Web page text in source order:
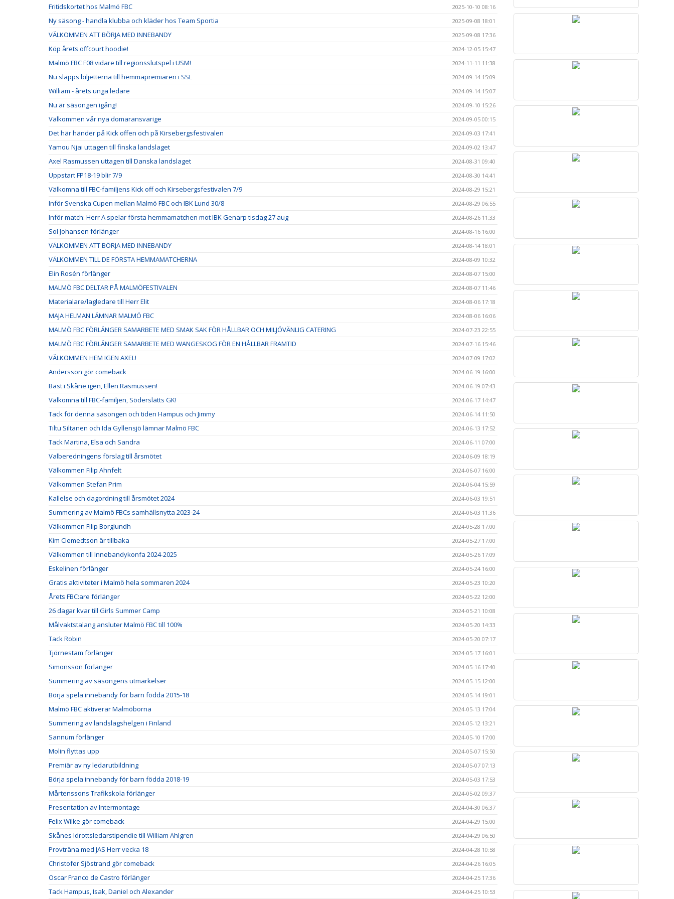
Fritidskortet hos Malmö FBC 2025-10-10 08:16
Ny säsong - handla klubba och kläder hos Team Sportia 2025-09-08 18:01
VÄLKOMMEN ATT BÖRJA MED INNEBANDY 2025-09-08 17:36
Köp årets offcourt hoodie! 2024-12-05 15:47
Malmö FBC F08 vidare till regionsslutspel i USM! 2024-11-11 11:38
Nu släpps biljetterna till hemmapremiären i SSL 2024-09-14 15:09
William - årets unga ledare 2024-09-14 15:07
Nu är säsongen igång! 2024-09-10 15:26
Välkommen vår nya domaransvarige 2024-09-05 00:15
Det här händer på Kick offen och på Kirsebergsfestivalen 2024-09-03 17:41
Yamou Njai uttagen till finska landslaget 2024-09-02 13:47
Axel Rasmussen uttagen till Danska landslaget 2024-08-31 09:40
Uppstart FP18-19 blir 7/9 2024-08-30 14:41
Välkomna till FBC-familjens Kick off och Kirsebergsfestivalen 7/9 2024-08-29 15:21
Inför Svenska Cupen mellan Malmö FBC och IBK Lund 30/8 2024-08-29 06:55
Inför match: Herr A spelar första hemmamatchen mot IBK Genarp tisdag 27 aug 2024-08-26 11:33
Sol Johansen förlänger 2024-08-16 16:00
VÄLKOMMEN ATT BÖRJA MED INNEBANDY 2024-08-14 18:01
VÄLKOMMEN TILL DE FÖRSTA HEMMAMATCHERNA 2024-08-09 10:32
Elin Rosén förlänger 2024-08-07 15:00
MALMÖ FBC DELTAR PÅ MALMÖFESTIVALEN 2024-08-07 11:46
Materialare/lagledare till Herr Elit 2024-08-06 17:18
MAJA HELMAN LÄMNAR MALMÖ FBC 2024-08-06 16:06
MALMÖ FBC FÖRLÄNGER SAMARBETE MED SMAK SAK FÖR HÅLLBAR OCH MILJÖVÄNLIG CATERING 2024-07-23 22:55
MALMÖ FBC FÖRLÄNGER SAMARBETE MED WANGESKOG FÖR EN HÅLLBAR FRAMTID 2024-07-16 15:46
VÄLKOMMEN HEM IGEN AXEL! 2024-07-09 17:02
Andersson gör comeback 2024-06-19 16:00
Bäst i Skåne igen, Ellen Rasmussen! 2024-06-19 07:43
Välkomna till FBC-familjen, Söderslätts GK! 2024-06-17 14:47
Tack för denna säsongen och tiden Hampus och Jimmy 2024-06-14 11:50
Tiltu Siltanen och Ida Gyllensjö lämnar Malmö FBC 2024-06-13 17:52
Tack Martina, Elsa och Sandra 2024-06-11 07:00
Valberedningens förslag till årsmötet 2024-06-09 18:19
Välkommen Filip Ahnfelt 2024-06-07 16:00
Välkommen Stefan Prim 2024-06-04 15:59
Kallelse och dagordning till årsmötet 2024 2024-06-03 19:51
Summering av Malmö FBCs samhällsnytta 2023-24 2024-06-03 11:36
Välkommen Filip Borglundh 2024-05-28 17:00
Kim Clemedtson är tillbaka 2024-05-27 17:00
Välkommen till Innebandykonfa 2024-2025 2024-05-26 17:09
Eskelinen förlänger 2024-05-24 16:00
Gratis aktiviteter i Malmö hela sommaren 2024 2024-05-23 10:20
Årets FBC:are förlänger 2024-05-22 12:00
26 dagar kvar till Girls Summer Camp 2024-05-21 10:08
Målvaktstalang ansluter Malmö FBC till 100% 2024-05-20 14:33
Tack Robin 2024-05-20 07:17
Tjörnestam förlänger 2024-05-17 16:01
Simonsson förlänger 2024-05-16 17:40
Summering av säsongens utmärkelser 2024-05-15 12:00
Börja spela innebandy för barn födda 2015-18 2024-05-14 19:01
Malmö FBC aktiverar Malmöborna 2024-05-13 17:04
Summering av landslagshelgen i Finland 2024-05-12 13:21
Sannum förlänger 2024-05-10 17:00
Molin flyttas upp 2024-05-07 15:50
Premiär av ny ledarutbildning 2024-05-07 07:13
Börja spela innebandy för barn födda 2018-19 2024-05-03 17:53
Mårtenssons Trafikskola förlänger 2024-05-02 09:37
Presentation av Intermontage 2024-04-30 06:37
Felix Wilke gör comeback 2024-04-29 15:00
Skånes Idrottsledarstipendie till William Ahlgren 2024-04-29 06:50
Provträna med JAS Herr vecka 18 2024-04-28 10:58
Christofer Sjöstrand gör comeback 2024-04-26 16:05
Oscar Franco de Castro förlänger 2024-04-25 17:36
Tack Hampus, Isak, Daniel och Alexander 2024-04-25 10:53